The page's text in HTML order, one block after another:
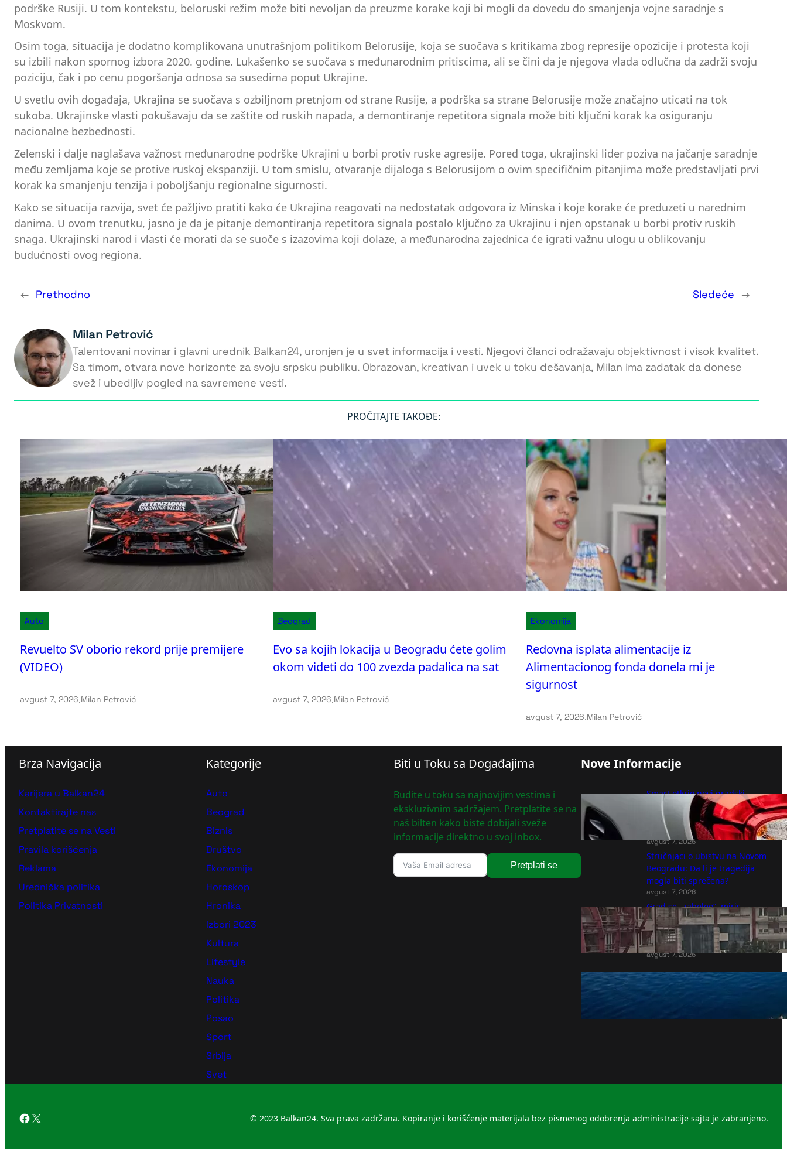
podrške Rusiji. U tom kontekstu, beloruski režim može biti nevoljan da preuzme korake koji bi mogli da dovedu do smanjenja vojne saradnje s
Moskvom.
Osim toga, situacija je dodatno komplikovana unutrašnjom politikom Belorusije, koja se suočava s kritikama zbog represije opozicije i protesta koji
su izbili nakon spornog izbora 2020. godine. Lukašenko se suočava s međunarodnim pritiscima, ali se čini da je njegova vlada odlučna da zadrži svoju
poziciju, čak i po cenu pogoršanja odnosa sa susedima poput Ukrajine.
U svetlu ovih događaja, Ukrajina se suočava s ozbiljnom pretnjom od strane Rusije, a podrška sa strane Belorusije može značajno uticati na tok
sukoba. Ukrajinske vlasti pokušavaju da se zaštite od ruskih napada, a demontiranje repetitora signala može biti ključni korak ka osiguranju
nacionalne bezbednosti.
Zelenski i dalje naglašava važnost međunarodne podrške Ukrajini u borbi protiv ruske agresije. Pored toga, ukrajinski lider poziva na jačanje saradnje
među zemljama koje se protive ruskoj ekspanziji. U tom smislu, otvaranje dijaloga s Belorusijom o ovim specifičnim pitanjima može predstavljati prvi
korak ka smanjenju tenzija i poboljšanju regionalne sigurnosti.
Kako se situacija razvija, svet će pažljivo pratiti kako će Ukrajina reagovati na nedostatak odgovora iz Minska i koje korake će preduzeti u narednim
danima. U ovom trenutku, jasno je da je pitanje demontiranja repetitora signala postalo ključno za Ukrajinu i njen opstanak u borbi protiv ruskih
snaga. Ukrajinski narod i vlasti će morati da se suoče s izazovima koji dolaze, a međunarodna zajednica će igrati važnu ulogu u oblikovanju
budućnosti ovog regiona.
← Prethodno Sledeće →
Milan Petrović
Talentovani novinar i glavni urednik Balkan24, uronjen je u svet informacija i vesti. Njegovi članci odražavaju objektivnost i visok kvalitet.
Sa timom, otvara nove horizonte za svoju srpsku publiku. Obrazovan, kreativan i uvek u toku dešavanja, Milan ima zadatak da donese
svež i ubedljiv pogled na savremene vesti.
PROČITAJTE TAKOĐE:
Auto
Revuelto SV oborio rekord prije premijere
(VIDEO)
avgust 7, 2026.Milan Petrović
Beograd
Evo sa kojih lokacija u Beogradu ćete golim
okom videti do 100 zvezda padalica na sat
avgust 7, 2026.Milan Petrović
Ekonomija
Redovna isplata alimentacije iz
Alimentacionog fonda donela mi je
sigurnost
avgust 7, 2026.Milan Petrović
Brza Navigacija
Karijera u Balkan24
Kontaktirajte nas
Pretplatite se na Vesti
Pravila korišćenja
Reklama
Urednička politika
Politika Privatnosti
Kategorije
Auto
Beograd
Biznis
Društvo
Ekonomija
Horoskop
Hronika
Izbori 2023
Kultura
Lifestyle
Nauka
Politika
Posao
Sport
Srbija
Svet
Biti u Toku sa Događajima
Budite u toku sa najnovijim vestima i
ekskluzivnim sadržajem. Pretplatite se na
naš bilten kako biste dobijali sveže
informacije direktno u svoj inbox.
Pretplati se
Nove Informacije
Smart otkrio novi gradski
električni automobil na
potpuno neobičan način
(FOTO)
avgust 7, 2026
Stručnjaci o ubistvu na Novom
Beogradu: Da li je tragedija
mogla biti sprečena?
avgust 7, 2026
Grad se „zabeleo“, miris
paljevine širi se od centra do
periferije – veliki požar ne
jenjava
avgust 7, 2026
Operacija potapanja barži
mogla bi da produži rad
Facebook
X © 2023 Balkan24. Sva prava zadržana. Kopiranje i korišćenje materijala bez pismenog odobrenja administracije sajta je zabranjeno.